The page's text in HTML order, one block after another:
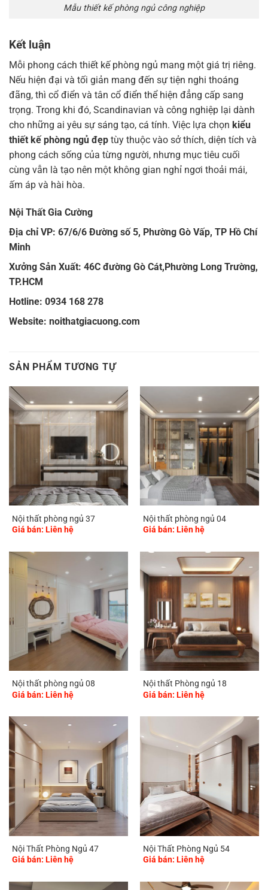
Mẫu thiết kế phòng ngủ công nghiệp
Kết luận
Mỗi phong cách thiết kế phòng ngủ mang một giá trị riêng.
Nếu hiện đại và tối giản mang đến sự tiện nghi thoáng
đãng, thì cổ điển và tân cổ điển thể hiện đẳng cấp sang
trọng. Trong khi đó, Scandinavian và công nghiệp lại dành
cho những ai yêu sự sáng tạo, cá tính. Việc lựa chọn kiểu
thiết kế phòng ngủ đẹp tùy thuộc vào sở thích, diện tích và
phong cách sống của từng người, nhưng mục tiêu cuối
cùng vẫn là tạo nên một không gian nghỉ ngơi thoải mái,
ấm áp và hài hòa.
Nội Thất Gia Cường
Địa chỉ VP: 67/6/6 Đường số 5, Phường Gò Vấp, TP Hồ Chí
Minh
Xưởng Sản Xuất: 46C đường Gò Cát,Phường Long Trường,
TP.HCM
Hotline: 0934 168 278
Website: noithatgiacuong.com
SẢN PHẨM TƯƠNG TỰ
Nội thất phòng ngủ 37
Giá bán: Liên hệ
Nội thất phòng ngủ 04
Giá bán: Liên hệ
Nội thất phòng ngủ 08
Giá bán: Liên hệ
Nội thất Phòng ngủ 18
Giá bán: Liên hệ
Nội Thất Phòng Ngủ 47
Giá bán: Liên hệ
Nội Thất Phòng Ngủ 54
Giá bán: Liên hệ